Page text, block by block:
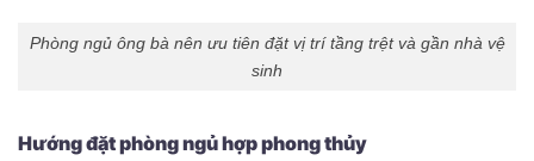
Phòng ngủ ông bà nên ưu tiên đặt vị trí tầng trệt và gần nhà vệ
sinh
Hướng đặt phòng ngủ hợp phong thủy